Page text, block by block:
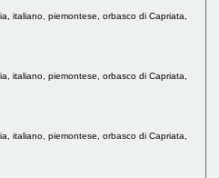
italiano, piemontese, orbasco di Capriata,
italiano, piemontese, orbasco di Capriata,
italiano, piemontese, orbasco di Capriata,